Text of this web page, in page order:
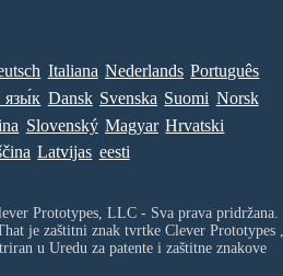
Italiana Nederlands Português
язы́к Dansk Svenska Suomi Norsk
Slovenský Magyar Hrvatski
Latvijas eesti
Prototypes, LLC - Sva prava pridržana.
je zaštitni znak tvrtke Clever Prototypes ,
u Uredu za patente i zaštitne znakove